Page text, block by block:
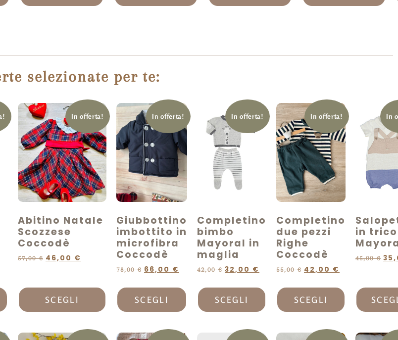
selezionate per te:
In offerta!
Abitino Natale
Scozzese
Coccodè
57,00€ 46,00 €
SCEGLI
In offerta!
Giubbottino
imbottito in
microfibra
Coccodè
78,00€ 66,00 €
SCEGLI
In offerta!
Completino
bimbo
Mayoral in
maglia
42,00€ 32,00 €
SCEGLI
In offerta!
Completino
due pezzi
Righe
Coccodè
55,00€ 42,00 €
SCEGLI
In
in
45,00€